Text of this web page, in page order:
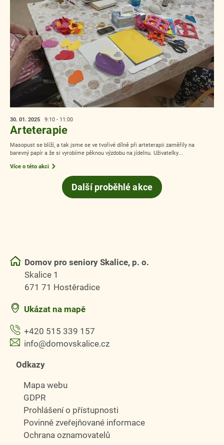
30. 01. 2025 9:10 - 11:00
Arteterapie
Masopust se blíží, a tak jsme se ve tvořivé dílně při arteterapii zaměřily na
barevný papír a že si vyrobíme pěknou výzdobu na jídelnu. Uživatelky...
Více o této akci
Další proběhlé akce
Domov pro seniory Skalice, p. o.
Skalice 1
671 71 Hostěradice
Ukázat na mapě
+420 515 339 157
info@domovskalice.cz
Odkazy
Mapa webu
GDPR
Prohlášení o přístupnosti
Povinně zveřejňované informace
Ochrana oznamovatelů